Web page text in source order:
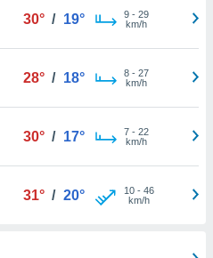
30° / 19° 9- 29
km/h
28° / 18° 8- 27
km/h
30° / 17° 7- 22
km/h
31° / 20° 10- 46
km/h